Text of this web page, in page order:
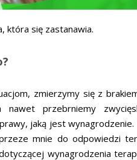
która się zastanawia.
zmierzymy się z
nawet przebrniemy
jaką jest
mnie do odpowiedzi
wynagrodzenia